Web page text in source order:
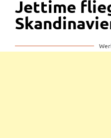
Jettime